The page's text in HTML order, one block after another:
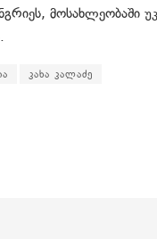
მოსახლეობაში
კახა კალაძე